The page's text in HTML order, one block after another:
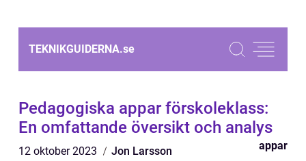
TEKNIKGUIDERNA.se
Pedagogiska appar förskoleklass:
En omfattande översikt och analys
12 oktober 2023 Jon Larsson appar